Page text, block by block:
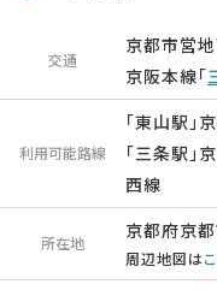
交通
京都市営
京阪本線「
利用可能路線
「東山駅
「三条駅
西線
所在地
京都府京
周辺地図は